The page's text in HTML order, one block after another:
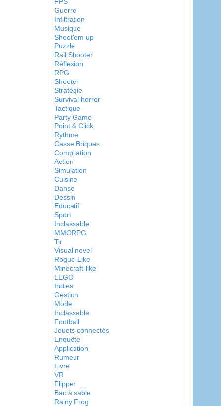
Guerre
Infiltration
Musique
Shoot'em up
Puzzle
Rail Shooter
Réflexion
RPG
Shooter
Stratégie
Survival horror
Tactique
Party Game
Point & Click
Rythme
Casse Briques
Compilation
Action
Simulation
Cuisine
Danse
Dessin
Educatif
Sport
Inclassable
MMORPG
Tir
Visual novel
Rogue-Like
Minecraft-like
LEGO
Indies
Gestion
Mode
Inclassable
Football
Jouets connectés
Enquête
Application
Rumeur
Livre
VR
Flipper
Bac à sable
Rainy Frog